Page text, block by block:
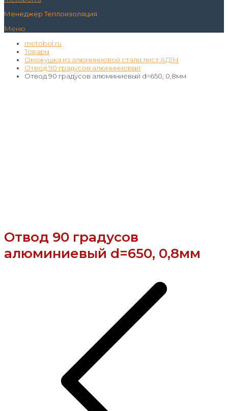
Менеджер Теплоизоляция
Меню
metobol.ru
Товары
Окожушка из алюминиевой стали лист АД1Н
Отвод 90 градусов алюминиевый
Отвод 90 градусов алюминиевый d=650, 0,8мм
Отвод 90 градусов
алюминиевый d=650, 0,8мм